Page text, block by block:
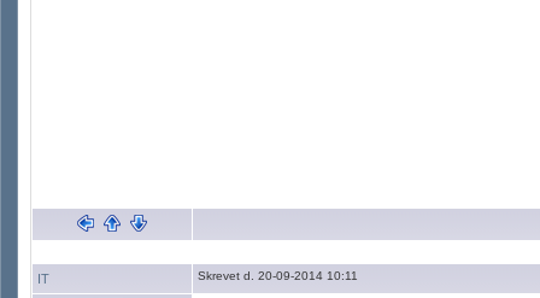
IT Skrevet d. 20-09-2014 10:11